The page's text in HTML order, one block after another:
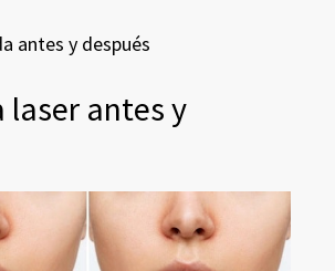
antes y después
laser antes y